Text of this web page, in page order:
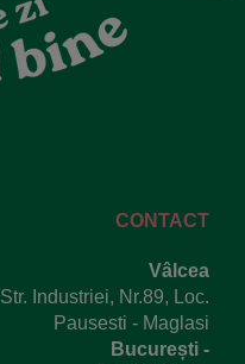
CONTACT
Vâlcea
Str. Industriei, Nr.89, Loc.
Pausesti - Maglasi
București -